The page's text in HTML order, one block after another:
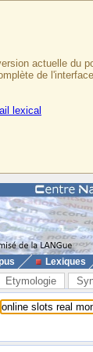
actuelle du
de
lexical
Lexiques
Etymologie